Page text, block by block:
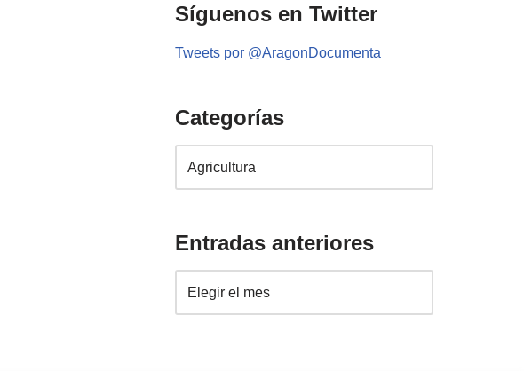
Síguenos en Twitter
Tweets por @AragonDocumenta
Categorías
Entradas anteriores